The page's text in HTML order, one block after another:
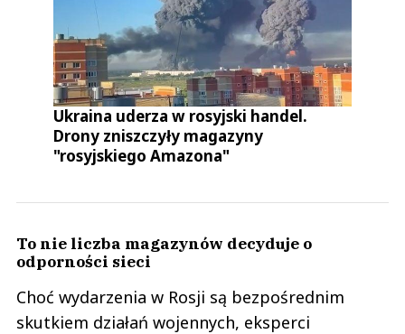
Ukraina uderza w rosyjski handel.
Drony zniszczyły magazyny
"rosyjskiego Amazona"
To nie liczba magazynów decyduje o
odporności sieci
Choć wydarzenia w Rosji są bezpośrednim
skutkiem działań wojennych, eksperci